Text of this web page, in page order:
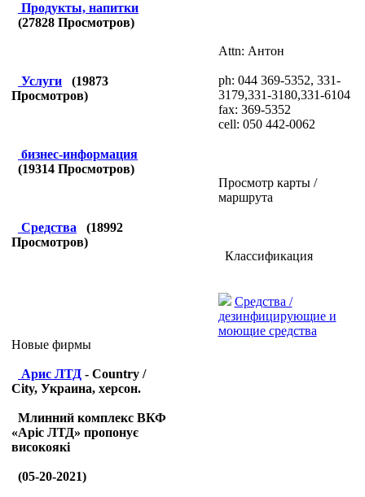
Продукты, напитки
(27828 Просмотров)
Услуги (19873
Просмотров)
бизнес-информация
(19314 Просмотров)
Средства (18992
Просмотров)
Новые фирмы
Арис ЛТД - Country /
City, Украина, херсон.
Млинний комплекс ВКФ
«Аріс ЛТД» пропонує
високоякі
(05-20-2021)
Attn: Антон
ph: 044 369-5352, 331-
3179,331-3180,331-6104
fax: 369-5352
cell: 050 442-0062
Просмотр карты /
маршрута
Классификация
Средства /
дезинфицирующие и
моющие средства